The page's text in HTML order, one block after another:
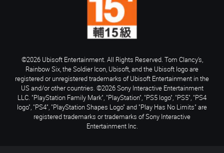
©2026 Ubisoft Entertainment. All Rights Reserved. Tom Clancy’s,
Rainbow Six, the Soldier Icon, Ubisoft, and the Ubisoft logo are
registered or unregistered trademarks of Ubisoft Entertainment in the
US and/or other countries. ©2026 Sony Interactive Entertainment
LLC. "PlayStation Family Mark", "PlayStation", "PS5 logo", "PS5", "PS4
logo", "PS4", "PlayStation Shapes Logo" and "Play Has No Limits" are
registered trademarks or trademarks of Sony Interactive
Entertainment Inc.